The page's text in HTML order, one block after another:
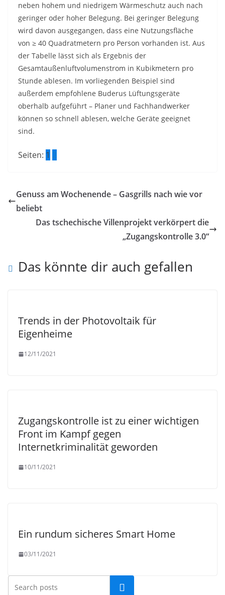
neben hohem und niedrigem Wärmeschutz auch nach
geringer oder hoher Belegung. Bei geringer Belegung
wird davon ausgegangen, dass eine Nutzungsfläche
von ≥ 40 Quadratmetern pro Person vorhanden ist. Aus
der Tabelle lässt sich als Ergebnis der
Gesamtaußenluftvolumenstrom in Kubikmetern pro
Stunde ablesen. Im vorliegenden Beispiel sind
außerdem empfohlene Buderus Lüftungsgeräte
oberhalb aufgeführt – Planer und Fachhandwerker
können so schnell ablesen, welche Geräte geeignet
sind.
Seiten: 1 2
Genuss am Wochenende – Gasgrills nach wie vor
beliebt
Das tschechische Villenprojekt verkörpert die
„Zugangskontrolle 3.0“
Das könnte dir auch gefallen
Trends in der Photovoltaik für
Eigenheime
12/11/2021
Zugangskontrolle ist zu einer wichtigen
Front im Kampf gegen
Internetkriminalität geworden
10/11/2021
Ein rundum sicheres Smart Home
03/11/2021